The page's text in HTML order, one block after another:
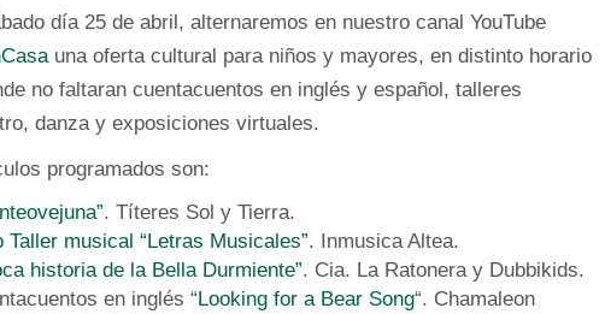
día 25 de abril, alternaremos en nuestro canal YouTube
una oferta cultural para niños y mayores, en distinto horario
no faltaran cuentacuentos en inglés y español, talleres
danza y exposiciones virtuales.
programados son:
. Títeres Sol y Tierra.
Taller musical “Letras Musicales”. Inmusica Altea.
historia de la Bella Durmiente”. Cia. La Ratonera y Dubbikids.
en inglés “Looking for a Bear Song“. Chamaleon